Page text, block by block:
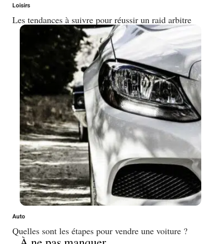
Loisirs
Les tendances à suivre pour réussir un raid arbitre
Auto
Quelles sont les étapes pour vendre une voiture ?